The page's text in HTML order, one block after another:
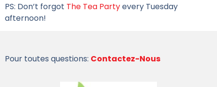
PS: Don’t forgot The Tea Partyevery Tuesday
afternoon!
Pour toutes questions: Contactez-Nous